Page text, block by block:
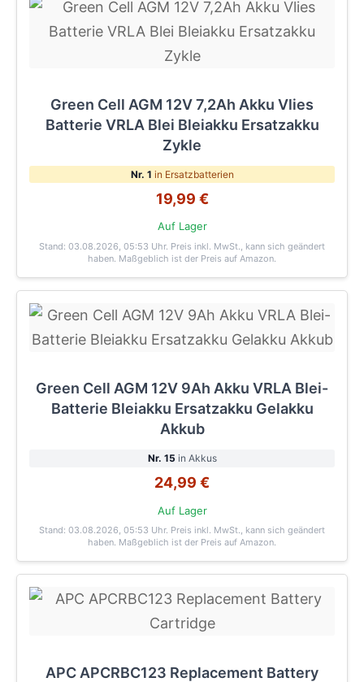
Green Cell AGM 12V 7,2Ah Akku Vlies
Batterie VRLA Blei Bleiakku Ersatzakku
Zykle
Nr. 1 in Ersatzbatterien
19,99 €
Auf Lager
Stand: 03.08.2026, 05:53 Uhr. Preis inkl. MwSt., kann sich geändert
haben. Maßgeblich ist der Preis auf Amazon.
Green Cell AGM 12V 9Ah Akku VRLA Blei-
Batterie Bleiakku Ersatzakku Gelakku
Akkub
Nr. 15 in Akkus
24,99 €
Auf Lager
Stand: 03.08.2026, 05:53 Uhr. Preis inkl. MwSt., kann sich geändert
haben. Maßgeblich ist der Preis auf Amazon.
APC APCRBC123 Replacement Battery